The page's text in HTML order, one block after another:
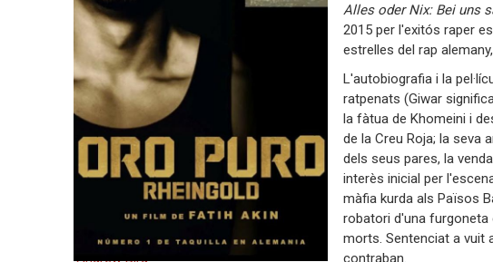
Intèrprets:
Emilio Sakraya
Kardo Razzazi
Mona Pirzad
Majid Bakhtiari
Julia Goldberg
Karim Günes
Doğa Gürer
Muntatge:
Andrew Bird
Alles oder Nix: Bei uns
2015 per l'exitós raper
estrelles del rap
L'autobiografia i la
ratpenats (Giwar
la fàtua de Khomeini i
de la Creu Roja; la seva
dels seus pares, la
interès inicial per
màfia kurda als Països
robatori d'una
morts. Sentenciat a vuit
contraban.